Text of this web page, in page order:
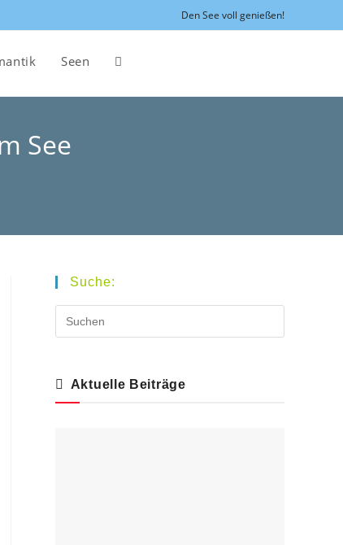
Den See voll genießen!
Seen Website-
See
Suche:
Aktuelle Beiträge